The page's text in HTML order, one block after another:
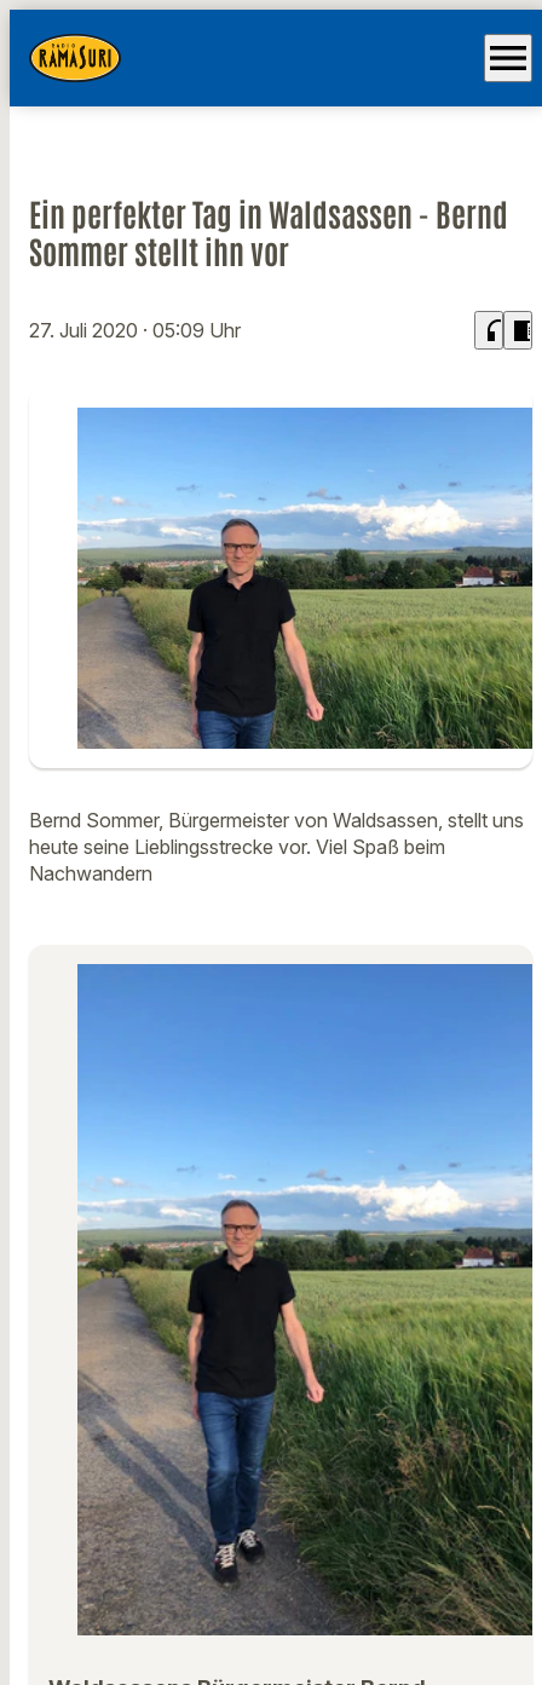
menu
Ein perfekter Tag in Waldsassen - Bernd
Sommer stellt ihn vor
27. Juli 2020 · 05:09 Uhr headphones chrome_reader_mode
Bernd Sommer, Bürgermeister von Waldsassen, stellt uns
heute seine Lieblingsstrecke vor. Viel Spaß beim
Nachwandern